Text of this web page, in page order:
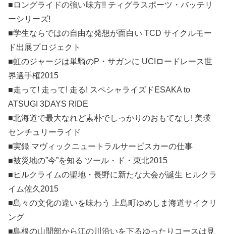
■ロングライドの強い味方!! ティグラスポーツ・バッテリ
ーシリーズ!
■学生ならではの自由な発想が面白い TCD サイクルモー
ド出展プロジェクト
■虹のジャージは単騎のP・サガンに UCIロードレース世
界選手権2015
■走って! 走って! 走る! スペシャライズドESAKA to
ATSUGI 3DAYS RIDE
■北海道で最大なれど素朴でしっかりのおもてなし! 美瑛
センチュリーライド
■実録 マヴィックニュートラルサービスカーの仕事
■被災地の”今”を知る ツール・ド・東北2015
■ヒルクライムの聖地・長野に新たな大会が誕生 ヒルクラ
イム佐久2015
■島々の文化の違いを味わう 上島町ゆめしま海道サイクリ
ング
■島根の山間部から江の川沿いを下るゆったりコースは見